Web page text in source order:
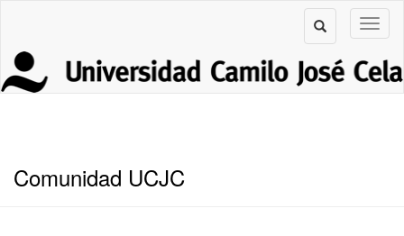
Comunidad UCJC